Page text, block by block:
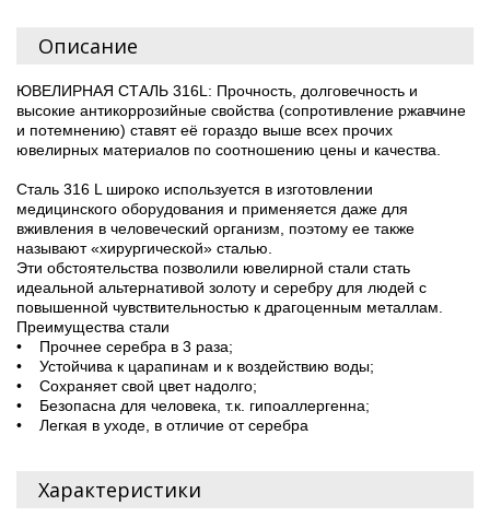
Описание
ЮВЕЛИРНАЯ СТАЛЬ 316L: Прочность, долговечность и
высокие антикоррозийные свойства (сопротивление ржавчине
и потемнению) ставят её гораздо выше всех прочих
ювелирных материалов по соотношению цены и качества.
Сталь 316 L широко используется в изготовлении
медицинского оборудования и применяется даже для
вживления в человеческий организм, поэтому ее также
называют «хирургической» сталью.
Эти обстоятельства позволили ювелирной стали стать
идеальной альтернативой золоту и серебру для людей с
повышенной чувствительностью к драгоценным металлам.
Преимущества стали
• Прочнее серебра в 3 раза;
• Устойчива к царапинам и к воздействию воды;
• Сохраняет свой цвет надолго;
• Безопасна для человека, т.к. гипоаллергенна;
• Легкая в уходе, в отличие от серебра
Характеристики